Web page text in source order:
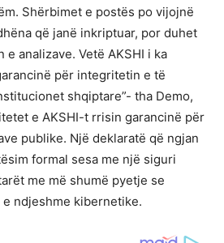
Shërbimet e postës po vijojnë
që janë inkriptuar, por duhet
analizave. Vetë AKSHI i ka
për integritetin e të
shqiptare”- tha Demo,
e AKSHI-t rrisin garancinë për
publike. Një deklaratë që ngjan
formal sesa me një siguri
me më shumë pyetje se
ndjeshme kibernetike.